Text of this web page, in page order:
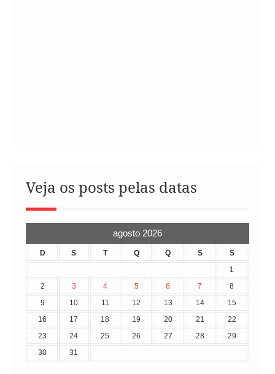
Veja os posts pelas datas
agosto 2026
D S T Q Q S
S
1
2
3 4 5 6 7
8
9
10 11 12 13 14
15
16
17 18 19 20 21
22
23
24 25 26 27 28
29
30
31